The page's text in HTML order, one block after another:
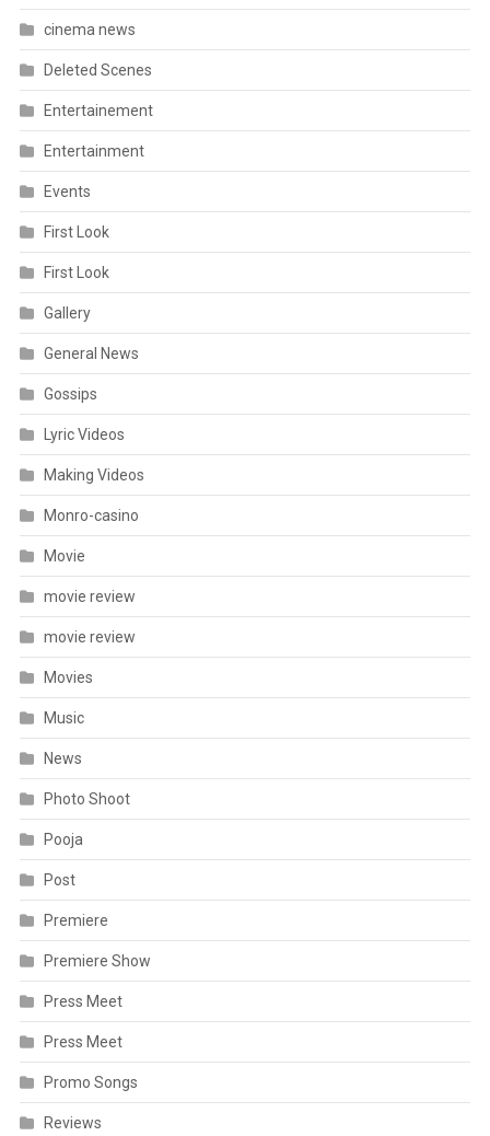
cinema news
Deleted Scenes
Entertainement
Entertainment
Events
First Look
First Look
Gallery
General News
Gossips
Lyric Videos
Making Videos
Monro-casino
Movie
movie review
movie review
Movies
Music
News
Photo Shoot
Pooja
Post
Premiere
Premiere Show
Press Meet
Press Meet
Promo Songs
Reviews